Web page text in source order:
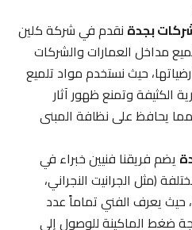
بجدةنقدم في شركة كلين
العمارات والشركات
حيث نستخدم مواد تلميع
وتمنع ظهور آثار
يحافظ على نظافة المبنى
فريقنا فنيين خبراء في
(مثل الجرانيت النجراني،
يعرف الفني تماماً عدد
الماكينة للوصول إلى